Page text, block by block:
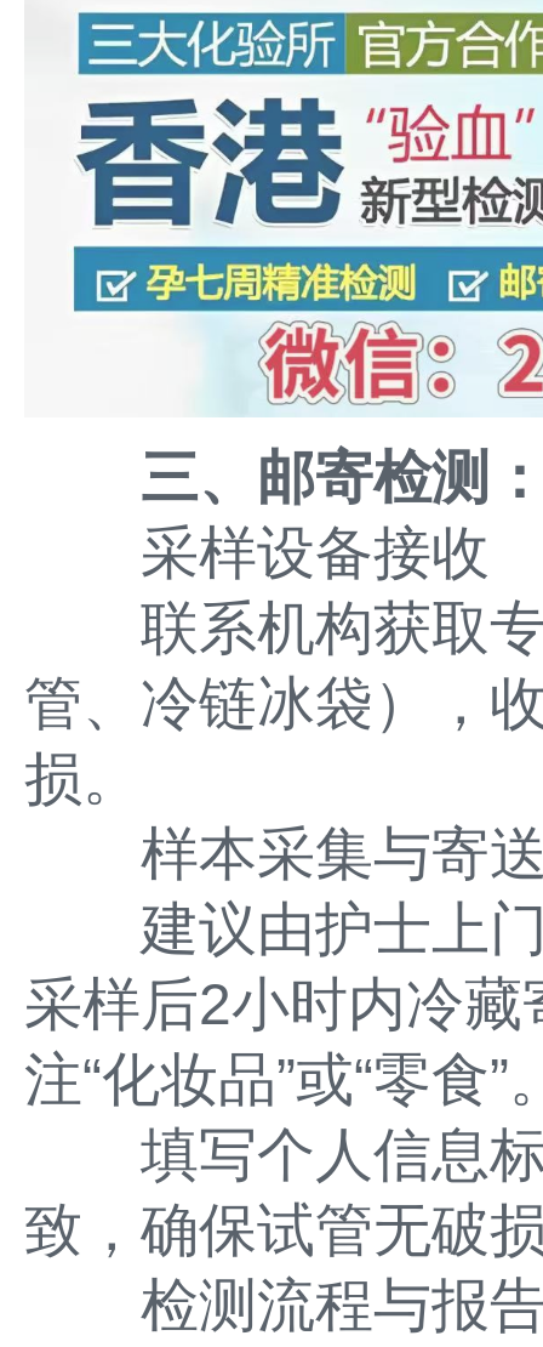
三、邮寄检测
采样设备接收
联系机构获取专
管、冷链冰袋），
损。
样本采集与寄
建议由护士上门
采样后2小时内冷
注“化妆品”或“零食”
填写个人信息标
致，确保试管无破
检测流程与报